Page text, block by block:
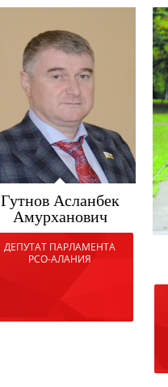
Гутнов Асланбек
Амурханович
ДЕПУТАТ ПАРЛАМЕНТА
РСО-АЛАНИЯ